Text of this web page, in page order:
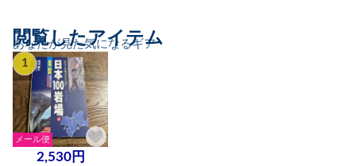
あなたが見た気になるギア
閲覧したアイテム
1
メール便
2,530円